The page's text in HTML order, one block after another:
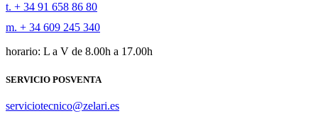
t. + 34 91 658 86 80
m. + 34 609 245 340
horario: L a V de 8.00h a 17.00h
SERVICIO POSVENTA
serviciotecnico@zelari.es